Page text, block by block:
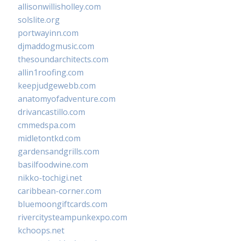
allisonwillisholley.com
solslite.org
portwayinn.com
djmaddogmusic.com
thesoundarchitects.com
allin1roofing.com
keepjudgewebb.com
anatomyofadventure.com
drivancastillo.com
cmmedspa.com
midletontkd.com
gardensandgrills.com
basilfoodwine.com
nikko-tochigi.net
caribbean-corner.com
bluemoongiftcards.com
rivercitysteampunkexpo.com
kchoops.net